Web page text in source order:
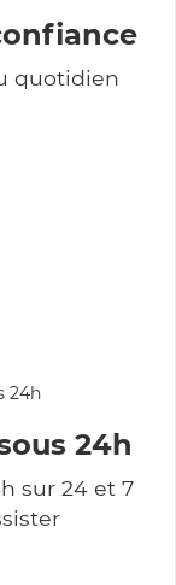
quotidien
24h
sur 24 et 7